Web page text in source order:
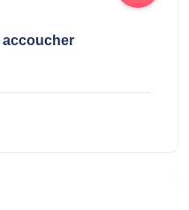
accoucher